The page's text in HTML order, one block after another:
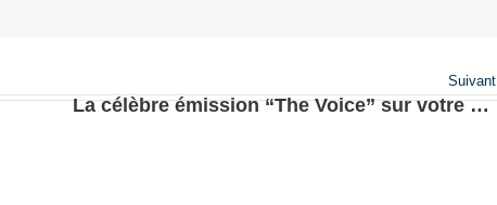
Suivant
La célèbre émission “The Voice” sur votre écran